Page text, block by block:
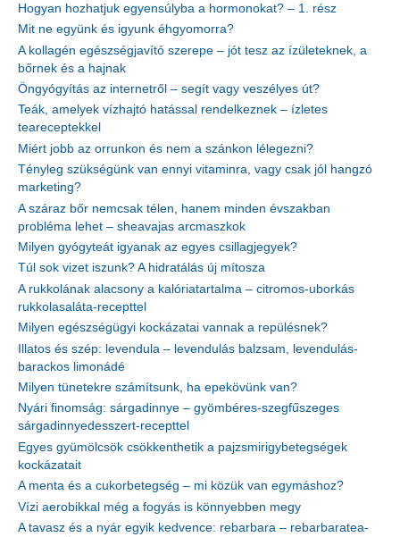
Hogyan hozhatjuk egyensúlyba a hormonokat? – 1. rész
Mit ne együnk és igyunk éhgyomorra?
A kollagén egészségjavító szerepe – jót tesz az ízületeknek, a
bőrnek és a hajnak
Öngyógyítás az internetről – segít vagy veszélyes út?
Teák, amelyek vízhajtó hatással rendelkeznek – ízletes
teareceptekkel
Miért jobb az orrunkon és nem a szánkon lélegezni?
Tényleg szükségünk van ennyi vitaminra, vagy csak jól hangzó
marketing?
A száraz bőr nemcsak télen, hanem minden évszakban
probléma lehet – sheavajas arcmaszkok
Milyen gyógyteát igyanak az egyes csillagjegyek?
Túl sok vizet iszunk? A hidratálás új mítosza
A rukkolának alacsony a kalóriatartalma – citromos-uborkás
rukkolasaláta-recepttel
Milyen egészségügyi kockázatai vannak a repülésnek?
Illatos és szép: levendula – levendulás balzsam, levendulás-
barackos limonádé
Milyen tünetekre számítsunk, ha epekövünk van?
Nyári finomság: sárgadinnye – gyömbéres-szegfűszeges
sárgadinnyedesszert-recepttel
Egyes gyümölcsök csökkenthetik a pajzsmirigybetegségek
kockázatait
A menta és a cukorbetegség – mi közük van egymáshoz?
Vízi aerobikkal még a fogyás is könnyebben megy
A tavasz és a nyár egyik kedvence: rebarbara – rebarbaratea-